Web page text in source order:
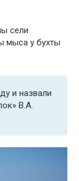
сели
мыса у бухты
и назвали
В.А.